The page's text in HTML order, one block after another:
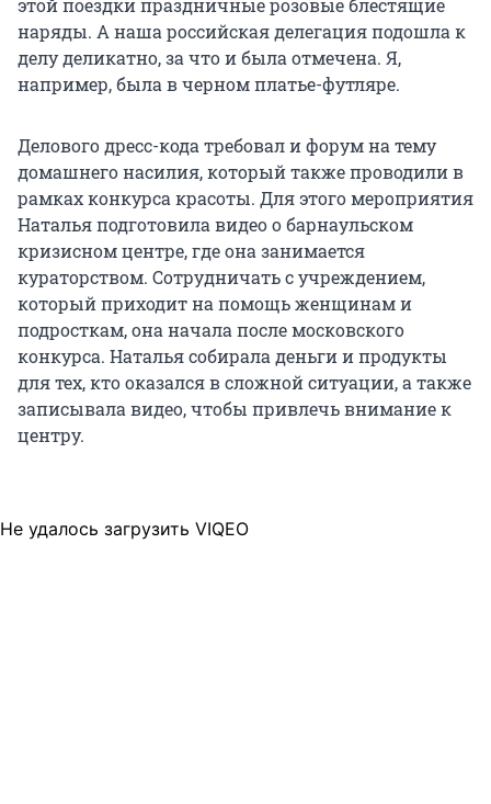
этой поездки праздничные розовые блестящие
наряды. А наша российская делегация подошла к
делу деликатно, за что и была отмечена. Я,
например, была в черном платье-футляре.
Делового дресс-кода требовал и форум на тему
домашнего насилия, который также проводили в
рамках конкурса красоты. Для этого мероприятия
Наталья подготовила видео о барнаульском
кризисном центре, где она занимается
кураторством. Сотрудничать с учреждением,
который приходит на помощь женщинам и
подросткам, она начала после московского
конкурса. Наталья собирала деньги и продукты
для тех, кто оказался в сложной ситуации, а также
записывала видео, чтобы привлечь внимание к
центру.
Не удалось загрузить VIQEO